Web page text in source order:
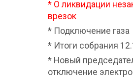
* О ликвидации
врезок
* Подключение газа
* Итоги собрания
* Новый
отключение